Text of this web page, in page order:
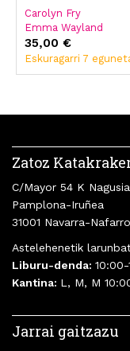
Carolyn Fry
Emma Wayland
35,00 €
Eskuragarri 7
Zatoz
C/Mayor 54 K Nagusia
Pamplona-Iruñea
31001 Navarra-
Astelehenetik
Liburu-denda:
Kantina: L, M, M
Jarrai gaitzazu